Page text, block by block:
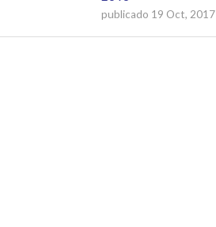
publicado 19 Oct, 2017